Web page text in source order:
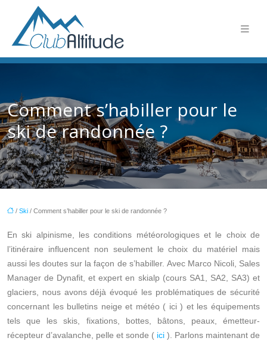
Comment s’habiller pour le
ski de randonnée ?
/ Ski / Comment s’habiller pour le ski de randonnée ?
En ski alpinisme, les conditions météorologiques et le choix de
l’itinéraire influencent non seulement le choix du matériel mais
aussi les doutes sur la façon de s’habiller. Avec Marco Nicoli, Sales
Manager de Dynafit, et expert en skialp (cours SA1, SA2, SA3) et
glaciers, nous avons déjà évoqué les problématiques de sécurité
concernant les bulletins neige et météo ( ici) et les équipements
tels que les skis, fixations, bottes, bâtons, peaux, émetteur-
récepteur d’avalanche, pelle et sonde ( ici ). Parlons maintenant de